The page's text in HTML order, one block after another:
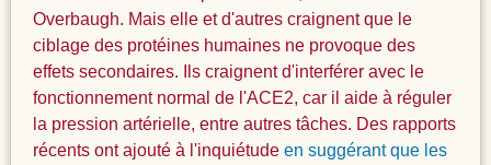
Overbaugh. Mais elle et d'autres craignent que le
ciblage des protéines humaines ne provoque des
effets secondaires. Ils craignent d'interférer avec le
fonctionnement normal de l'ACE2, car il aide à réguler
la pression artérielle, entre autres tâches. Des rapports
récents ont ajouté à l'inquiétude en suggérant que les